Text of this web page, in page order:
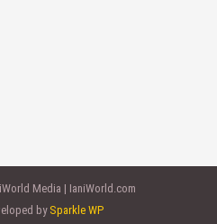
Media | IaniWorld.com
by Sparkle WP